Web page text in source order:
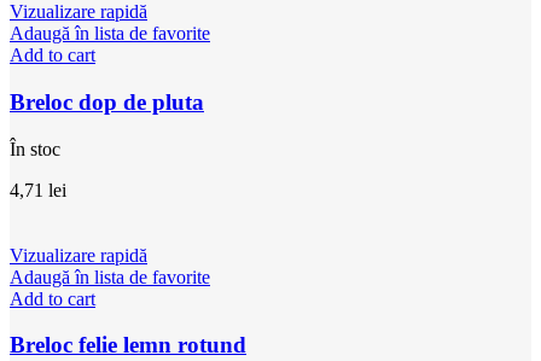
Vizualizare rapidă
Adaugă în lista de favorite
Add to cart
Breloc dop de pluta
În stoc
4,71 lei
Vizualizare rapidă
Adaugă în lista de favorite
Add to cart
Breloc felie lemn rotund